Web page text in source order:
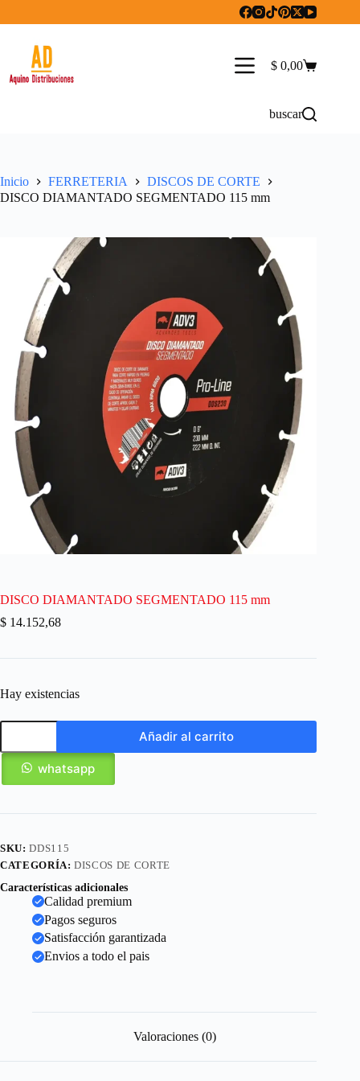
Carro
$ 0,00
buscar
Inicio FERRETERIA
DISCOS DE CORTE
DISCO DIAMANTADO SEGMENTADO 115 mm
DISCO DIAMANTADO SEGMENTADO 115 mm
$ 14.152,68
Hay existencias
Añadir al carrito
whatsapp
SKU:DDS115
CATEGORÍA:DISCOS DE CORTE
Características adicionales
Calidad premium
Pagos seguros
Satisfacción garantizada
Envios a todo el pais
Valoraciones (0)